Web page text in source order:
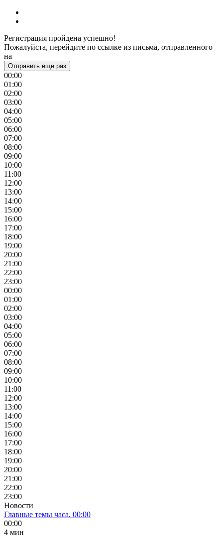
Регистрация пройдена успешно!
Пожалуйста, перейдите по ссылке из письма, отправленного
на
Отправить еще раз
00:00
01:00
02:00
03:00
04:00
05:00
06:00
07:00
08:00
09:00
10:00
11:00
12:00
13:00
14:00
15:00
16:00
17:00
18:00
19:00
20:00
21:00
22:00
23:00
00:00
01:00
02:00
03:00
04:00
05:00
06:00
07:00
08:00
09:00
10:00
11:00
12:00
13:00
14:00
15:00
16:00
17:00
18:00
19:00
20:00
21:00
22:00
23:00
Новости
Главные темы часа. 00:00
00:00
4 мин